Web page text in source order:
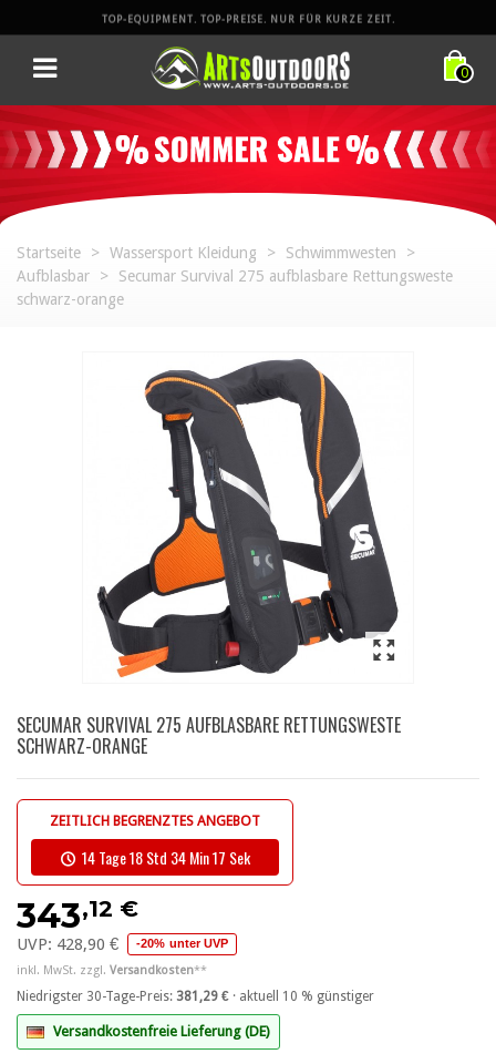
TOP-EQUIPMENT. TOP-PREISE. NUR FÜR KURZE ZEIT.
0
Startseite > Wassersport Kleidung > Schwimmwesten
>
Aufblasbar
>
Secumar Survival 275 aufblasbare Rettungsweste
schwarz-orange
SECUMAR SURVIVAL 275 AUFBLASBARE RETTUNGSWESTE
SCHWARZ-ORANGE
ZEITLICH BEGRENZTES ANGEBOT
14 Tage 18 Std 34 Min 17 Sek
343,12 €
UVP: 428,90 € -20% unter UVP
inkl. MwSt. zzgl. Versandkosten**
Niedrigster 30-Tage-Preis: 381,29 € · aktuell 10 % günstiger
Versandkostenfreie Lieferung (DE)